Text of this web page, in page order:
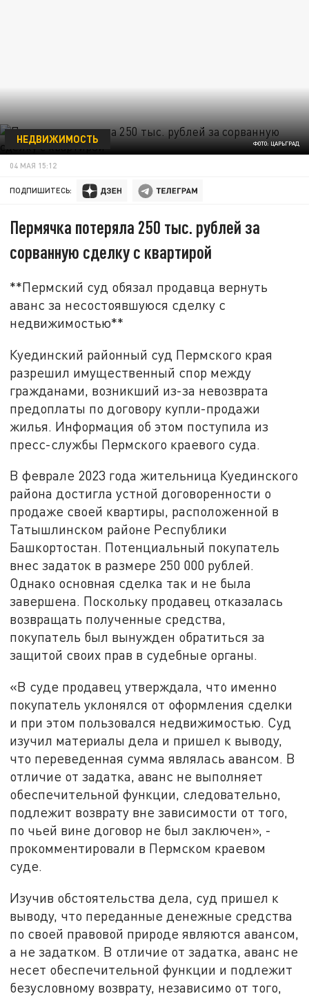
ФОТО: ЦАРЬГРАД
НЕДВИЖИМОСТЬ
04 МАЯ 15:12
ПОДПИШИТЕСЬ:
Пермячка потеряла 250 тыс. рублей за
сорванную сделку с квартирой
**Пермский суд обязал продавца вернуть
аванс за несостоявшуюся сделку с
недвижимостью**
Куединский районный суд Пермского края
разрешил имущественный спор между
гражданами, возникший из-за невозврата
предоплаты по договору купли-продажи
жилья. Информация об этом поступила из
пресс-службы Пермского краевого суда.
В феврале 2023 года жительница Куединского
района достигла устной договоренности о
продаже своей квартиры, расположенной в
Татышлинском районе Республики
Башкортостан. Потенциальный покупатель
внес задаток в размере 250 000 рублей.
Однако основная сделка так и не была
завершена. Поскольку продавец отказалась
возвращать полученные средства,
покупатель был вынужден обратиться за
защитой своих прав в судебные органы.
«В суде продавец утверждала, что именно
покупатель уклонялся от оформления сделки
и при этом пользовался недвижимостью. Суд
изучил материалы дела и пришел к выводу,
что переведенная сумма являлась авансом. В
отличие от задатка, аванс не выполняет
обеспечительной функции, следовательно,
подлежит возврату вне зависимости от того,
по чьей вине договор не был заключен», -
прокомментировали в Пермском краевом
суде.
Изучив обстоятельства дела, суд пришел к
выводу, что переданные денежные средства
по своей правовой природе являются авансом,
а не задатком. В отличие от задатка, аванс не
несет обеспечительной функции и подлежит
безусловному возврату, независимо от того,